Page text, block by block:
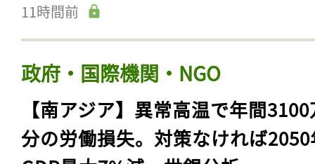
11時間前
政府・国際機関・NGO
【南アジア】異常高温で年間
分の労働損失。対策なければ